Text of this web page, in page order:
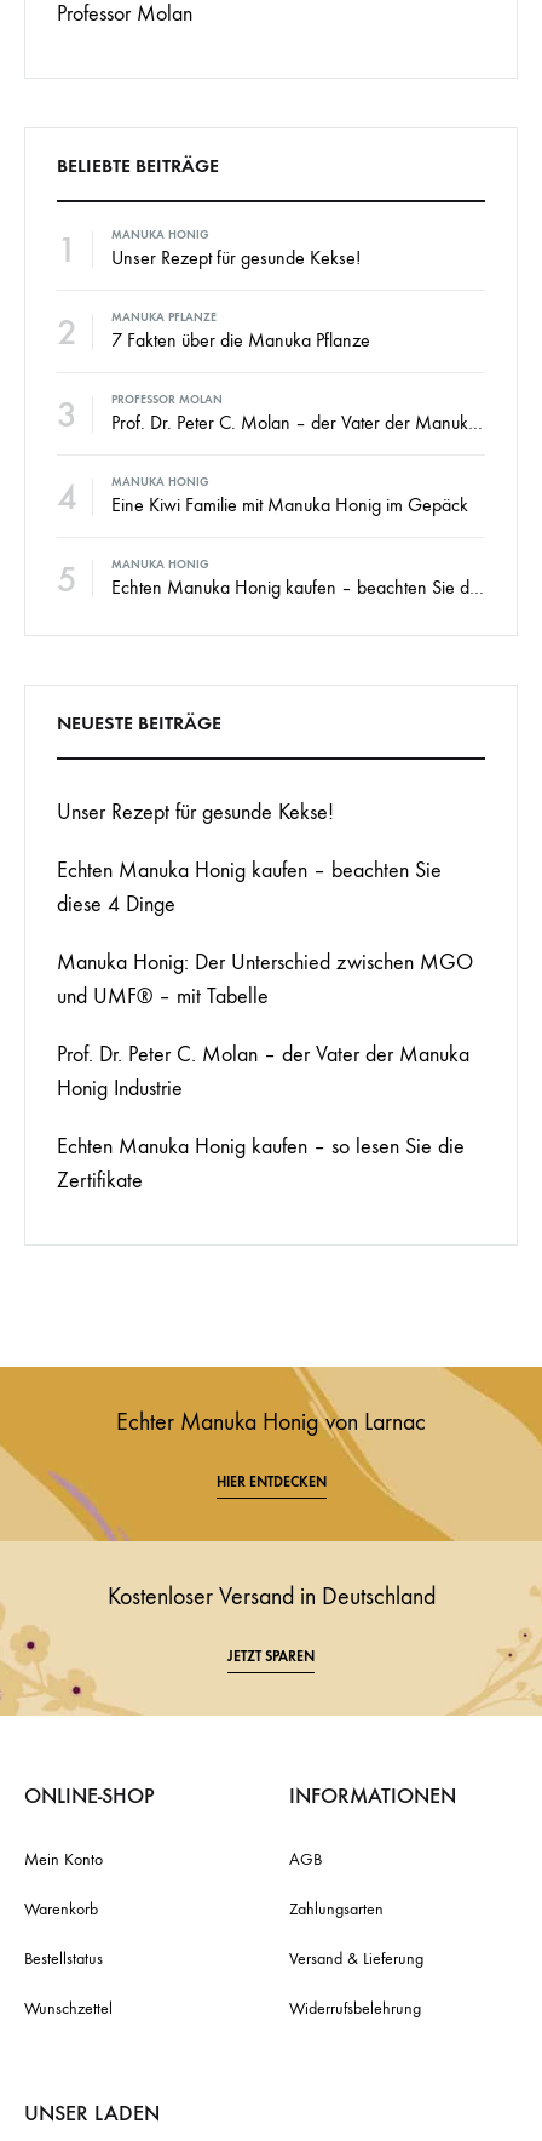
Professor Molan
BELIEBTE BEITRÄGE
1 MANUKA HONIG
Unser Rezept für gesunde Kekse!
2 MANUKA PFLANZE
7 Fakten über die Manuka Pflanze
3 PROFESSOR MOLAN
Prof. Dr. Peter C. Molan – der Vater der Manuka Honig Industrie
4 MANUKA HONIG
Eine Kiwi Familie mit Manuka Honig im Gepäck
5 MANUKA HONIG
Echten Manuka Honig kaufen – beachten Sie diese 4 Dinge
NEUESTE BEITRÄGE
Unser Rezept für gesunde Kekse!
Echten Manuka Honig kaufen – beachten Sie
diese 4 Dinge
Manuka Honig: Der Unterschied zwischen MGO
und UMF® – mit Tabelle
Prof. Dr. Peter C. Molan – der Vater der Manuka
Honig Industrie
Echten Manuka Honig kaufen – so lesen Sie die
Zertifikate
Echter Manuka Honig von Larnac
HIER ENTDECKEN
Kostenloser Versand in Deutschland
JETZT SPAREN
ONLINE-SHOP
Mein Konto
Warenkorb
Bestellstatus
Wunschzettel
INFORMATIONEN
AGB
Zahlungsarten
Versand & Lieferung
Widerrufsbelehrung
UNSER LADEN